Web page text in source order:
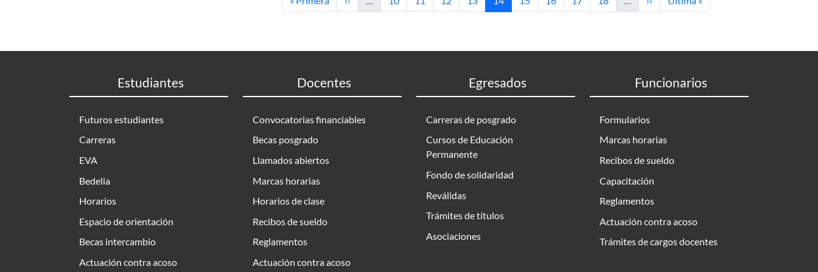
Estudiantes
Futuros estudiantes
Carreras
EVA
Bedelia
Horarios
Espacio de orientación
Becas intercambio
Actuación contra acoso
Docentes
Convocatorias financiables
Becas posgrado
Llamados abiertos
Marcas horarias
Horarios de clase
Recibos de sueldo
Reglamentos
Actuación contra acoso
Egresados
Carreras de posgrado
Cursos de Educación
Permanente
Fondo de solidaridad
Reválidas
Trámites de títulos
Asociaciones
Funcionarios
Formularios
Marcas horarias
Recibos de sueldo
Capacitación
Reglamentos
Actuación contra acoso
Trámites de cargos docentes